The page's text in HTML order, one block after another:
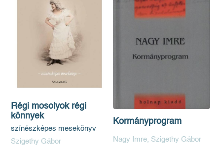
Régi mosolyok régi
könnyek
színészképes mesekönyv
Szigethy Gábor
Kormányprogram
Nagy Imre, Szigethy Gábor